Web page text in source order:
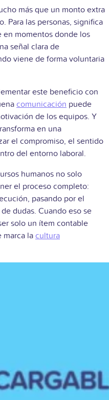
más que un monto extra
Para las personas, significa
momentos donde los
señal clara de
viene de forma voluntaria
este beneficio con
comunicación puede
de los equipos. Y
en una
el compromiso, el sentido
del entorno laboral.
humanos no solo
el proceso completo:
pasando por el
dudas. Cuando eso se
solo un ítem contable
marca la cultura